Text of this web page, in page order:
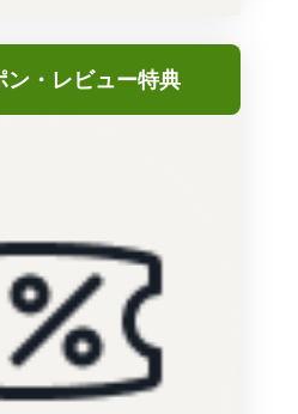
ン・レビュー特典